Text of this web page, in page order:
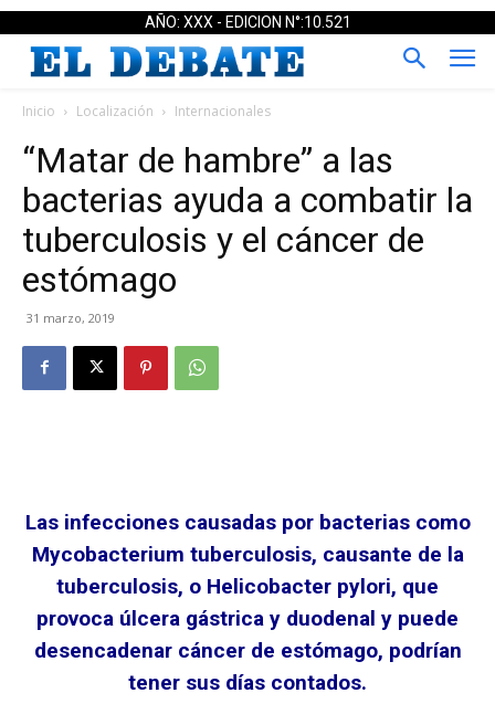
AÑO: XXX - EDICION N°:10.521
Inicio Localización Internacionales
“Matar de hambre” a las
bacterias ayuda a combatir la
tuberculosis y el cáncer de
estómago
31 marzo, 2019
Las infecciones causadas por bacterias como
Mycobacterium tuberculosis, causante de la
tuberculosis, o Helicobacter pylori, que
provoca úlcera gástrica y duodenal y puede
desencadenar cáncer de estómago, podrían
tener sus días contados.